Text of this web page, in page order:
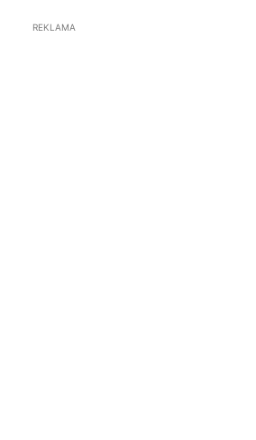
REKLAMA